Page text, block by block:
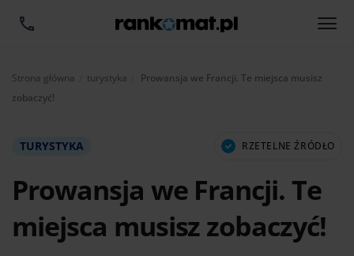
Strona główna turystyka Aktualnie:
Prowansja we Francji. Te miejsca musisz
zobaczyć!
TURYSTYKA RZETELNE ŹRÓDŁO
Prowansja we Francji. Te
miejsca musisz zobaczyć!